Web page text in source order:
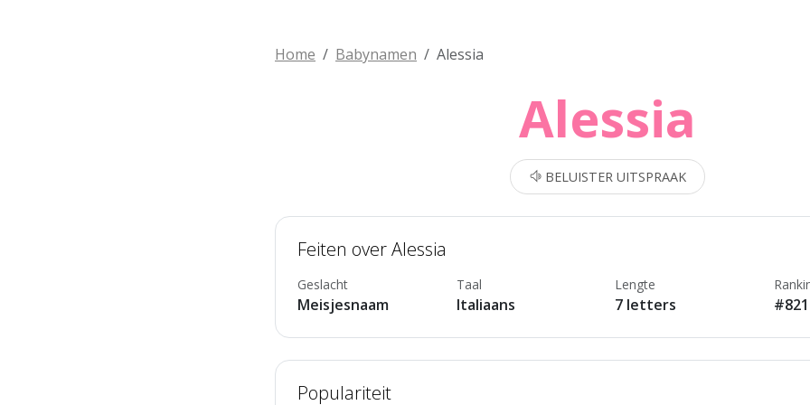
Home Babynamen Alessia
Alessia
BELUISTER UITSPRAAK
Feiten over Alessia
Geslacht
Meisjesnaam
Taal
Italiaans
Lengte
7 letters #821
Populariteit